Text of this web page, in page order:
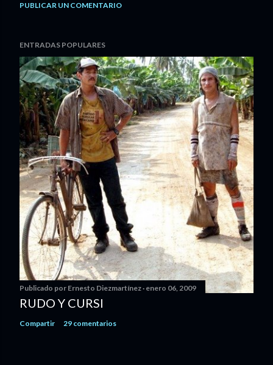
PUBLICAR UN COMENTARIO
ENTRADAS POPULARES
Publicado por Ernesto Diezmartínez enero 06, 2009
RUDO Y CURSI
Compartir 29 comentarios